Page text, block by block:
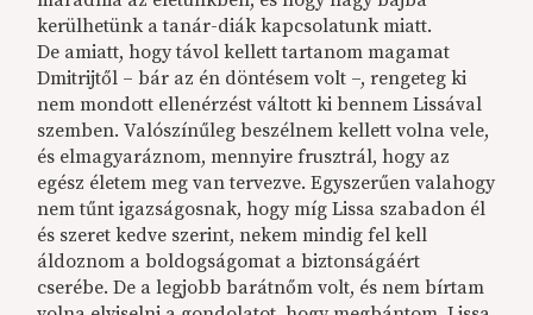
kerülhetünk a tanár-diák kapcsolatunk miatt.
De amiatt, hogy távol kellett tartanom magamat
Dmitrijtől – bár az én döntésem volt –, rengeteg ki
nem mondott ellenérzést váltott ki bennem Lissával
szemben. Valószínűleg beszélnem kellett volna vele,
és elmagyaráznom, mennyire frusztrál, hogy az
egész életem meg van tervezve. Egyszerűen valahogy
nem tűnt igazságosnak, hogy míg Lissa szabadon él
és szeret kedve szerint, nekem mindig fel kell
áldoznom a boldogságomat a biztonságáért
cserébe. De a legjobb barátnőm volt, és nem bírtam